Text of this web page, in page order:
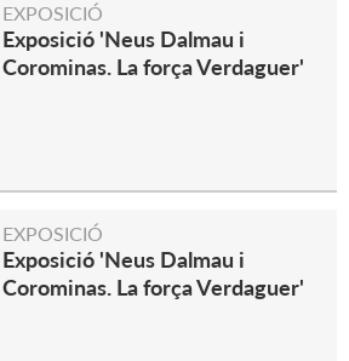
EXPOSICIÓ
Exposició 'Neus Dalmau i
Corominas. La força Verdaguer'
EXPOSICIÓ
Exposició 'Neus Dalmau i
Corominas. La força Verdaguer'